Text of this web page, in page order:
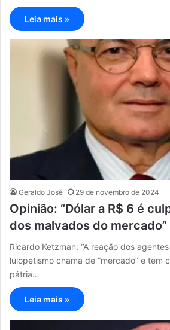
Leia mais »
Geraldo José 29 de novembro de 2024
Opinião: “Dólar a R$ 6 é
dos malvados do mercado”
Ricardo Ketzman: “A reação dos
lulopetismo chama de “mercado” e tem
pátria…
Leia mais »